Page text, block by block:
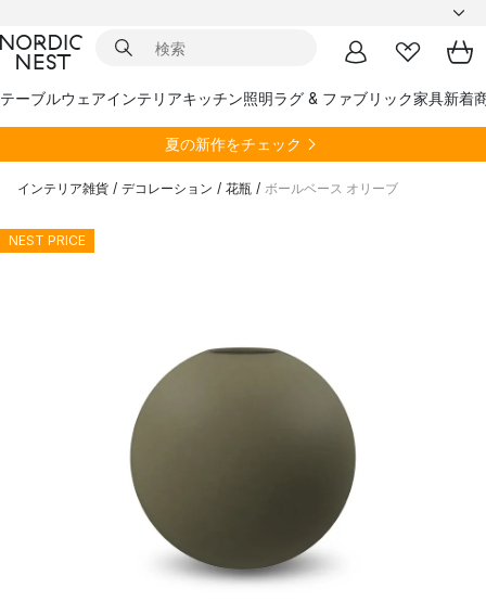
テーブルウェアインテリアキッチン照明ラグ & ファブリック家具新着
夏の新作をチェック
インテリア雑貨 / デコレーション / 花瓶 / ボールベース オリーブ
NEST PRICE